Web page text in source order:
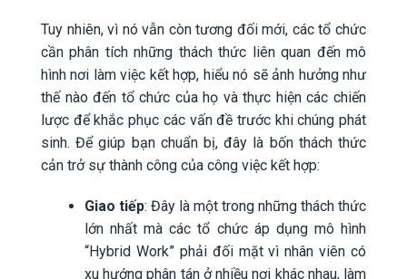
Tuy nhiên, vì nó vẫn còn tương đối mới, các tổ chức
cần phân tích những thách thức liên quan đến mô
hình nơi làm việc kết hợp, hiểu nó sẽ ảnh hưởng như
thế nào đến tổ chức của họ và thực hiện các chiến
lược để khắc phục các vấn đề trước khi chúng phát
sinh. Để giúp bạn chuẩn bị, đây là bốn thách thức
cản trở sự thành công của công việc kết hợp:
Giao tiếp: Đây là một trong những thách thức
lớn nhất mà các tổ chức áp dụng mô hình
“Hybrid Work” phải đối mặt vì nhân viên có
xu hướng phân tán ở nhiều nơi khác nhau, làm